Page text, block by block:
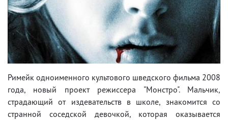
Римейк одноименного культового шведского фильма 2008
года, новый проект режиссера "Монстро". Мальчик,
страдающий от издевательств в школе, знакомится со
странной соседской девочкой, которая оказывается